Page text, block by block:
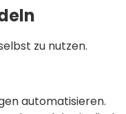
zu nutzen.
automatisieren.